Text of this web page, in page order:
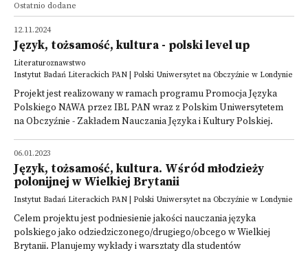
Ostatnio dodane
12.11.2024
Język, tożsamość, kultura - polski level up
Literaturoznawstwo
Instytut Badań Literackich PAN | Polski Uniwersytet na Obczyźnie w Londynie
Projekt jest realizowany w ramach programu Promocja Języka
Polskiego NAWA przez IBL PAN wraz z Polskim Uniwersytetem
na Obczyźnie - Zakładem Nauczania Języka i Kultury Polskiej.
06.01.2023
Język, tożsamość, kultura. Wśród młodzieży
polonijnej w Wielkiej Brytanii
Instytut Badań Literackich PAN | Polski Uniwersytet na Obczyźnie w Londynie
Celem projektu jest podniesienie jakości nauczania języka
polskiego jako odziedziczonego/drugiego/obcego w Wielkiej
Brytanii. Planujemy wykłady i warsztaty dla studentów